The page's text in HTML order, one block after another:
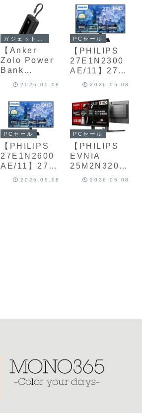
た、プロユー
スも想定した
DAP
リー付充電ケ
ース Pro】
Nintendo
Switch 2に対
応した
10,000mAh
バッテリー内
蔵のオールイ
ンワン充電キ
ス
径ドライバー
を組み合わ
せ、自然な外
音取り込みと
立体的なサウ
ンド体験を両
立したオープ
ンイヤー型イ
ヤホン
【Anker
Zolo Power
Bank
(20000mAh,
In USB-Cケ
ーブル)】
20,000mAh
の大容量バッ
テリーに最大
30W出力の
USB‑C急速充
電、さらに本
体にUSB‑Cケ
2026.05.08
PCセール
【PHILIPS
27E1N2300
AE/11】27
型・フルHD・
最大120Hzリ
フレッシュレ
ート・USB
Type‑C65W
給電対応の高
コスパモニタ
ーがAmazon
にて9%OFF
の18,800円
2026.05.08
PCセール
【PHILIPS
27E1N2600
AE/11】27型
WQHD IPSパ
2026.05.08
PCセール
【PHILIPS
EVNIA
25M2N3200
W/11】24.5
2026.05.08